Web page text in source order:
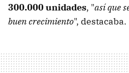
300.000 unidades, "así que
buen crecimiento", destacaba.